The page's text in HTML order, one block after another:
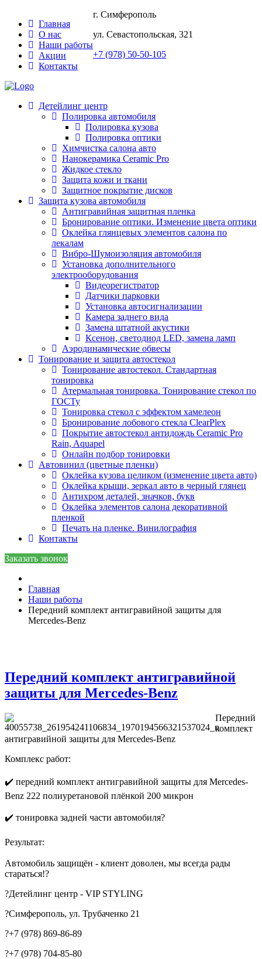
Главная
О нас
Наши работы
Акции
Контакты
г. Симферополь
ул. Севастопольская, 321
+7 (978) 50-50-105
Детейлинг центр
Полировка автомобиля
Полировка кузова
Полировка оптики
Химчистка салона авто
Нанокерамика Ceramic Pro
Жидкое стекло
Защита кожи и ткани
Защитное покрытие дисков
Защита кузова автомобиля
Антигравийная защитная пленка
Бронирование оптики. Изменение цвета оптики
Оклейка глянцевых элементов салона по
лекалам
Вибро-Шумоизоляция автомобиля
Установка дополнительного
электрооборудования
Видеорегистратор
Датчики парковки
Установка автосигнализации
Камера заднего вида
Замена штатной акустики
Ксенон, светодиод LED, замена ламп
Аэродинамические обвесы
Тонирование и защита автостекол
Тонирование автостекол. Стандартная
тонировка
Атермальная тонировка. Тонирование стекол по
ГОСТу
Тонировка стекол с эффектом хамелеон
Бронирование лобового стекла ClearPlex
Покрытие автостекол антидождь Ceramic Pro
Rain, Aquapel
Онлайн подбор тонировки
Автовинил (цветные пленки)
Оклейка кузова целиком (изменение цвета авто)
Оклейка крыши, зеркал авто в черный глянец
Антихром деталей, значков, букв
Оклейка элементов салона декоративной
пленкой
Печать на пленке. Винилография
Контакты
Заказать звонок
Главная
Наши работы
Передний комплект антигравийной защиты для
Mercedes-Benz
Передний комплект антигравийной
защиты для Mercedes-Benz
Передний
комплект
антигравийной защиты для Mercedes-Benz
Комплекс работ:
✔️ передний комплект антигравийной защиты для Mercedes-
Benz 222 полиуретановой плёнкой 200 микрон
✔️ тонировка задней части автомобиля?
Результат:
Автомобиль защищён - клиент доволен, мы всегда рады
стараться!?
?Детейлинг центр - VIP STYLING
?Симферополь, ул. Трубаченко 21
?+7 (978) 869-86-89
?+7 (978) 704-85-80